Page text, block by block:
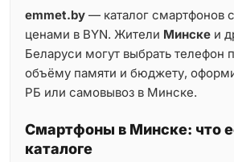
emmet.by — каталог смартфонов
ценами в BYN. Жители Минске и
Беларуси могут выбрать телефон
объёму памяти и бюджету,
РБ или самовывоз в Минске.
Смартфоны в Минске: что
каталоге